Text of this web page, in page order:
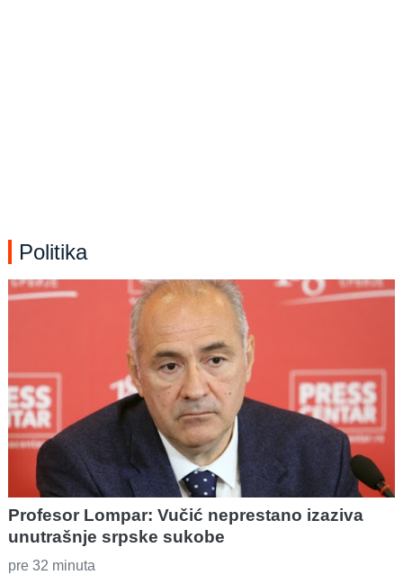
Politika
Profesor Lompar: Vučić neprestano izaziva
unutrašnje srpske sukobe
pre 32 minuta